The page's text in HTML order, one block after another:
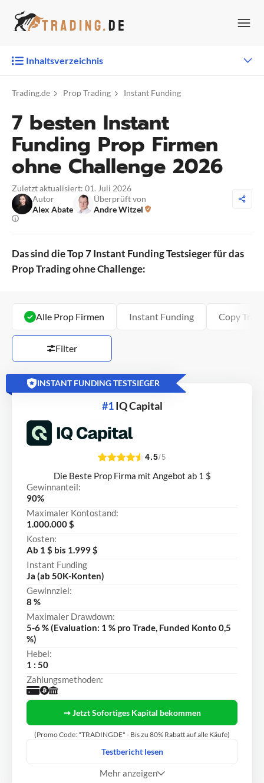
Inhalt
Inhaltsverzeichnis
Trading.de Prop Trading Instant Funding
7 besten Instant
Funding Prop Firmen
ohne Challenge 2026
Zuletzt aktualisiert: 01. Juli 2026
Autor
Alex Abate
Überprüft von
Andre Witzel
Das sind die Top 7 Instant Funding Testsieger für das
Prop Trading ohne Challenge:
Alle Prop Firmen Instant Funding Copy
Filter
INSTANT FUNDING TESTSIEGER
#1IQ Capital
4.5/5
Die Beste Prop Firma mit Angebot ab 1 $
Gewinnanteil:
90%
Maximaler Kontostand:
1.000.000 $
Kosten:
Ab 1 $ bis 1.999 $
Instant Funding
Ja (ab 50K-Konten)
Gewinnziel:
8 %
Maximaler Drawdown:
5-6 % (Evaluation: 1 % pro Trade, Funded Konto 0,5
%)
Hebel:
1 : 50
Zahlungsmethoden:
➞ Jetzt Sofortiges Kapital bekommen
(Promo Code: "TRADINGDE" - Bis zu 80% Rabatt auf alle Käufe)
Testbericht lesen
Mehr anzeigen